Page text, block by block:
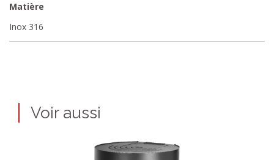
Matière
Inox 316
Voir aussi